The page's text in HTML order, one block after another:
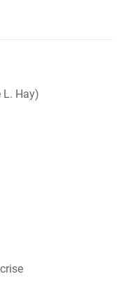
L. Hay)